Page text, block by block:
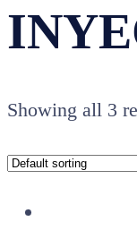
Showing all 3